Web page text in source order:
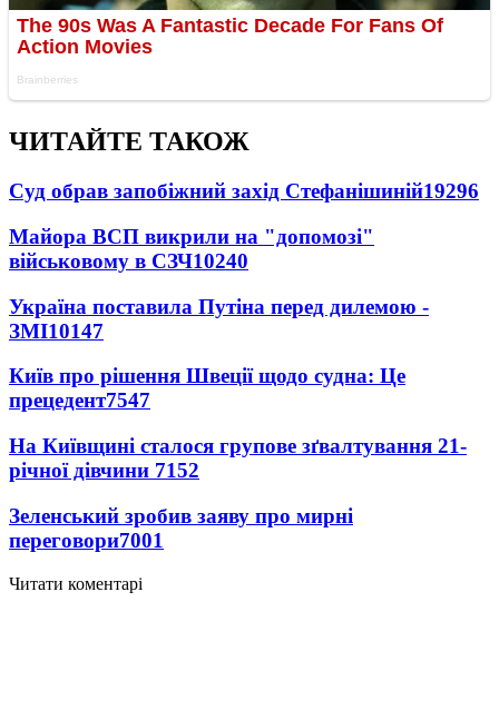
ЧИТАЙТЕ ТАКОЖ
Суд обрав запобіжний захід Стефанішиній19296
Майора ВСП викрили на "допомозі"
військовому в СЗЧ10240
Україна поставила Путіна перед дилемою -
ЗМІ10147
Київ про рішення Швеції щодо судна: Це
прецедент7547
На Київщині сталося групове зґвалтування 21-
річної дівчини 7152
Зеленський зробив заяву про мирні
переговори7001
Читати коментарі